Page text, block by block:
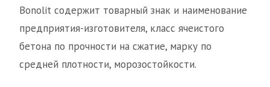
Bonolit содержит товарный знак и наименование
предприятия-изготовителя, класс ячеистого
бетона по прочности на сжатие, марку по
средней плотности, морозостойкости.